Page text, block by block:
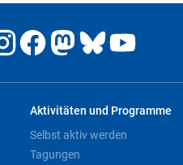
Aktivitäten und Programme
Selbst aktiv werden
Tagungen